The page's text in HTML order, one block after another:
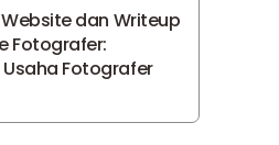
dan Writeup
Fotografer:
Fotografer